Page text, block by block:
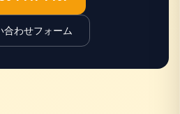
合わせフォーム